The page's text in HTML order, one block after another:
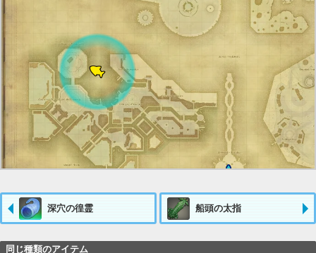
深穴の徨霊 船頭の太指
同じ種類のアイテム